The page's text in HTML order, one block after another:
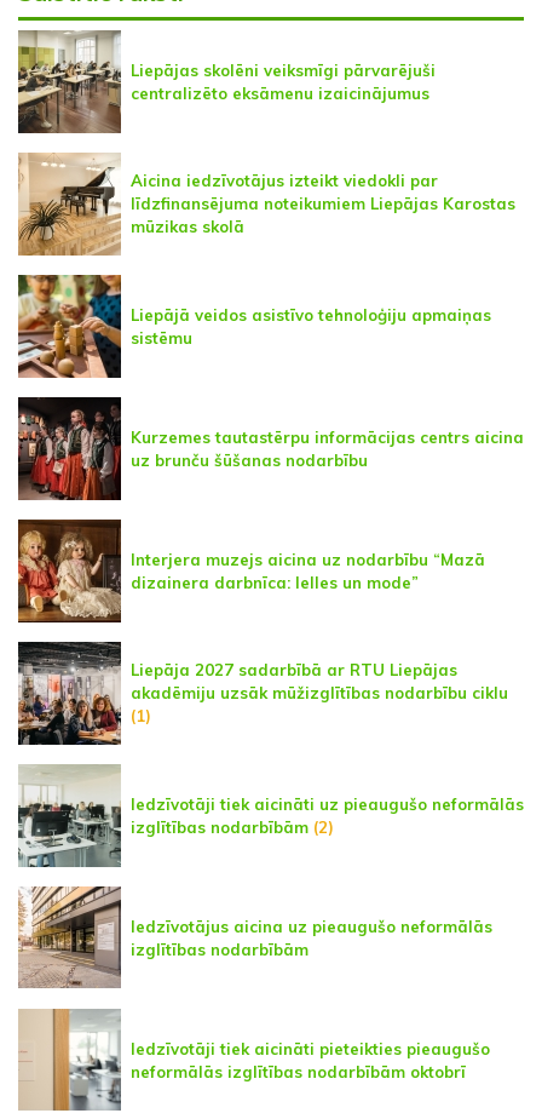
Liepājas skolēni veiksmīgi pārvarējuši
centralizēto eksāmenu izaicinājumus
Aicina iedzīvotājus izteikt viedokli par
līdzfinansējuma noteikumiem Liepājas Karostas
mūzikas skolā
Liepājā veidos asistīvo tehnoloģiju apmaiņas
sistēmu
Kurzemes tautastērpu informācijas centrs aicina
uz brunču šūšanas nodarbību
Interjera muzejs aicina uz nodarbību “Mazā
dizainera darbnīca: lelles un mode”
Liepāja 2027 sadarbībā ar RTU Liepājas
akadēmiju uzsāk mūžizglītības nodarbību ciklu
(1)
Iedzīvotāji tiek aicināti uz pieaugušo neformālās
izglītības nodarbībām (2)
Iedzīvotājus aicina uz pieaugušo neformālās
izglītības nodarbībām
Iedzīvotāji tiek aicināti pieteikties pieaugušo
neformālās izglītības nodarbībām oktobrī